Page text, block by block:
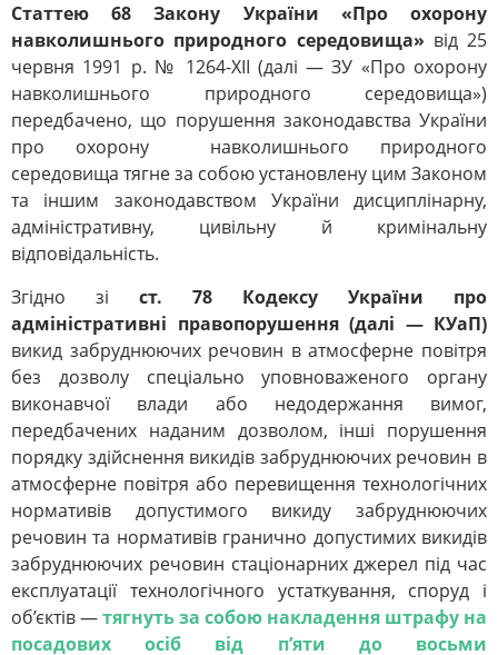
Статтею 68 Закону України «Про охорону
навколишнього природного середовища» від 25
червня 1991 р. № 1264-XII (далі — ЗУ «Про охорону
навколишнього природного середовища»)
передбачено, що порушення законодавства України
про охорону навколишнього природного
середовища тягне за собою установлену цим Законом
та іншим законодавством України дисциплінарну,
адміністративну, цивільну й кримінальну
відповідальність.
Згідно зі ст. 78 Кодексу України про
адміністративні правопорушення (далі — КУаП)
викид забруднюючих речовин в атмосферне повітря
без дозволу спеціально уповноваженого органу
виконавчої влади або недодержання вимог,
передбачених наданим дозволом, інші порушення
порядку здійснення викидів забруднюючих речовин в
атмосферне повітря або перевищення технологічних
нормативів допустимого викиду забруднюючих
речовин та нормативів гранично допустимих викидів
забруднюючих речовин стаціонарних джерел під час
експлуатації технологічного устаткування, споруд і
об’єктів —тягнуть за собою накладення штрафу на
посадових осіб від п’яти до восьми